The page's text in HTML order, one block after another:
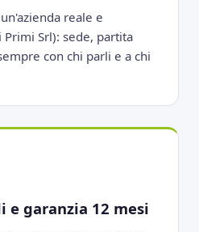
reale e
Srl): sede, partita
con chi parli e a chi
e garanzia 12 mesi